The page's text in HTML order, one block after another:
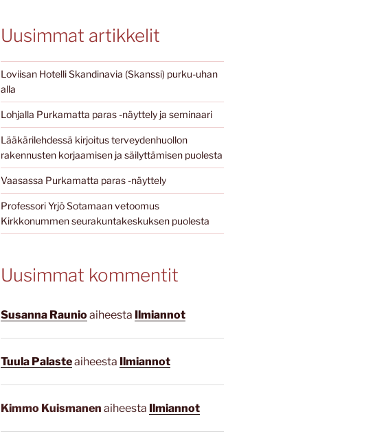
Uusimmat artikkelit
Loviisan Hotelli Skandinavia (Skanssi) purku-uhan
alla
Lohjalla Purkamatta paras -näyttely ja seminaari
Lääkärilehdessä kirjoitus terveydenhuollon
rakennusten korjaamisen ja säilyttämisen puolesta
Vaasassa Purkamatta paras -näyttely
Professori Yrjö Sotamaan vetoomus
Kirkkonummen seurakuntakeskuksen puolesta
Uusimmat kommentit
Susanna Raunioaiheesta Ilmiannot
Tuula Palasteaiheesta Ilmiannot
Kimmo Kuismanen aiheesta Ilmiannot